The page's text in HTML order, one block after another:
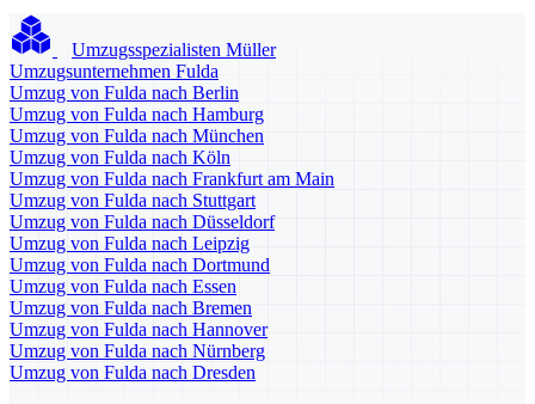
Umzugsspezialisten Müller
Umzugsunternehmen Fulda
Umzug von Fulda nach Berlin
Umzug von Fulda nach Hamburg
Umzug von Fulda nach München
Umzug von Fulda nach Köln
Umzug von Fulda nach Frankfurt am Main
Umzug von Fulda nach Stuttgart
Umzug von Fulda nach Düsseldorf
Umzug von Fulda nach Leipzig
Umzug von Fulda nach Dortmund
Umzug von Fulda nach Essen
Umzug von Fulda nach Bremen
Umzug von Fulda nach Hannover
Umzug von Fulda nach Nürnberg
Umzug von Fulda nach Dresden